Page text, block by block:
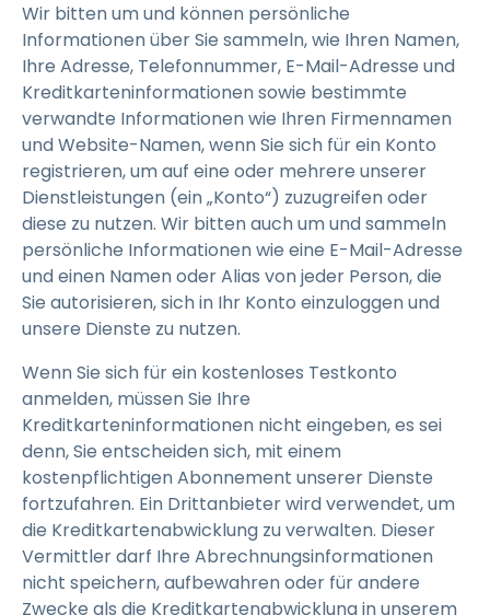
Wir bitten um und können persönliche
Informationen über Sie sammeln, wie Ihren Namen,
Ihre Adresse, Telefonnummer, E-Mail-Adresse und
Kreditkarteninformationen sowie bestimmte
verwandte Informationen wie Ihren Firmennamen
und Website-Namen, wenn Sie sich für ein Konto
registrieren, um auf eine oder mehrere unserer
Dienstleistungen (ein „Konto“) zuzugreifen oder
diese zu nutzen. Wir bitten auch um und sammeln
persönliche Informationen wie eine E-Mail-Adresse
und einen Namen oder Alias von jeder Person, die
Sie autorisieren, sich in Ihr Konto einzuloggen und
unsere Dienste zu nutzen.
Wenn Sie sich für ein kostenloses Testkonto
anmelden, müssen Sie Ihre
Kreditkarteninformationen nicht eingeben, es sei
denn, Sie entscheiden sich, mit einem
kostenpflichtigen Abonnement unserer Dienste
fortzufahren. Ein Drittanbieter wird verwendet, um
die Kreditkartenabwicklung zu verwalten. Dieser
Vermittler darf Ihre Abrechnungsinformationen
nicht speichern, aufbewahren oder für andere
Zwecke als die Kreditkartenabwicklung in unserem